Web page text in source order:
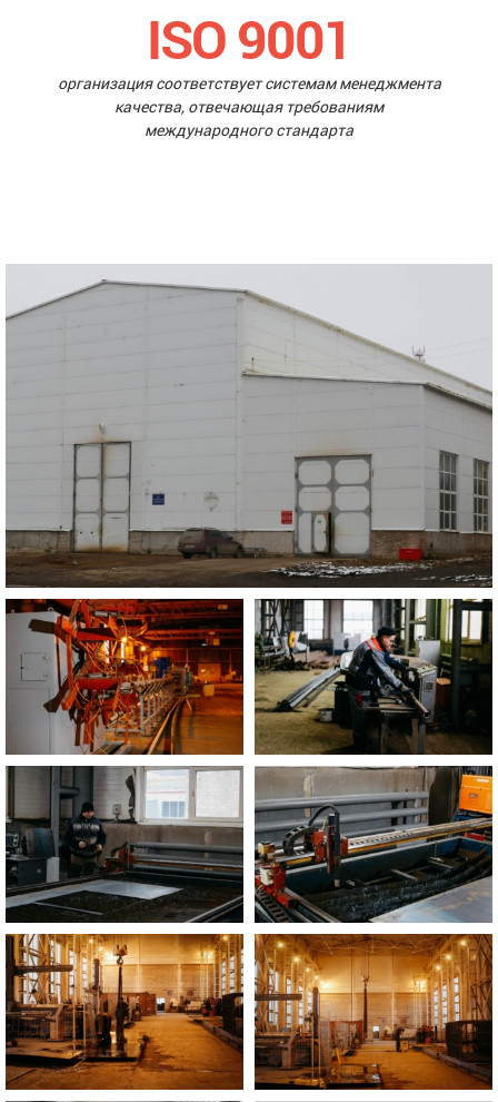
ISO 9001
организация соответствует системам менеджмента
качества, отвечающая требованиям
международного стандарта